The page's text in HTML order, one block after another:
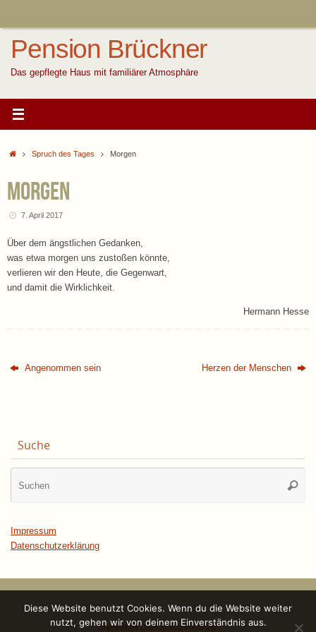
Pension Brückner
Das gepflegte Haus mit familiärer Atmosphäre
StartSpruch des Tages Morgen
Morgen
7. April 2017
Über dem ängstlichen Gedanken,
was etwa morgen uns zustoßen könnte,
verlieren wir den Heute, die Gegenwart,
und damit die Wirklichkeit.
Hermann Hesse
Angenommen sein Herzen der Menschen
Suche
Impressum
Datenschutzerklärung
Impressum Datenschutzerklärung
Diese Website benutzt Cookies. Wenn du die Website weiter
nutzt, gehen wir von deinem Einverständnis aus.